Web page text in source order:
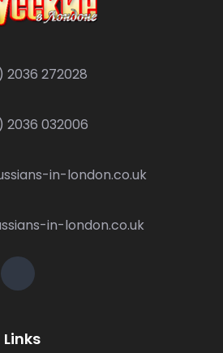
2036 272028
2036 032006
in-london.co.uk
in-london.co.uk